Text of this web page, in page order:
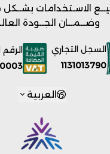
الاسـتخدامات بشــكل
وضــمــان الجــودة
السجل التجاري
1131013790
العربية